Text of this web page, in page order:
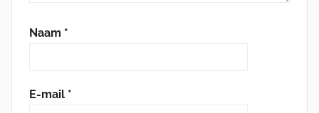
Naam *
E-mail *